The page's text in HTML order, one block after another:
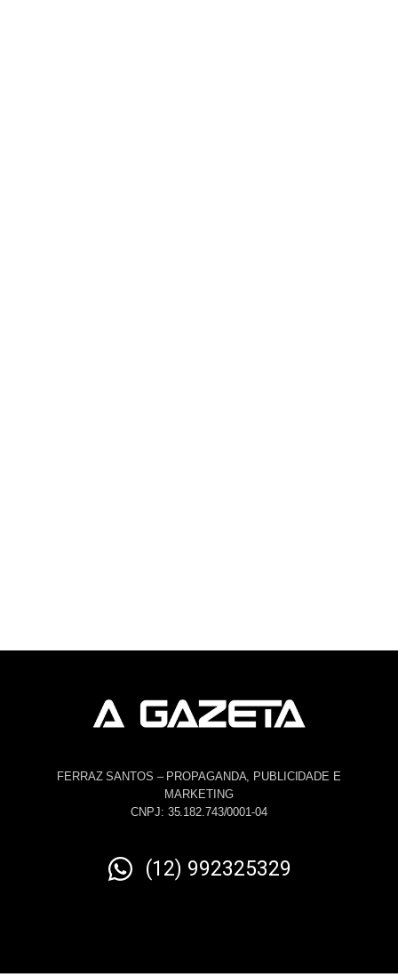
FERRAZ SANTOS – PROPAGANDA, PUBLICIDADE E
MARKETING
CNPJ: 35.182.743/0001-04
(12) 992325329